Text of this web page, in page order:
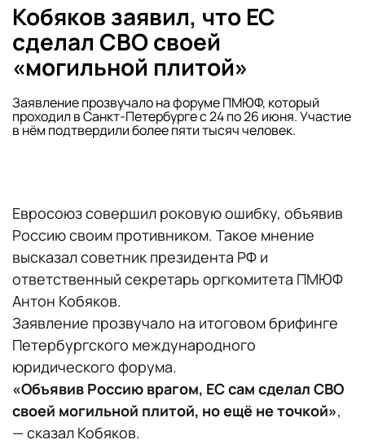
Кобяков заявил, что ЕС
сделал СВО своей
«могильной плитой»
Заявление прозвучало на форуме ПМЮФ, который
проходил в Санкт-Петербурге с 24 по 26 июня. Участие
в нём подтвердили более пяти тысяч человек.
Евросоюз совершил роковую ошибку, объявив
Россию своим противником. Такое мнение
высказал советник президента РФ и
ответственный секретарь оргкомитета ПМЮФ
Антон Кобяков.
Заявление прозвучало на итоговом брифинге
Петербургского международного
юридического форума.
«Объявив Россию врагом, ЕС сам сделал СВО
своей могильной плитой, но ещё не точкой»,
— сказал Кобяков.